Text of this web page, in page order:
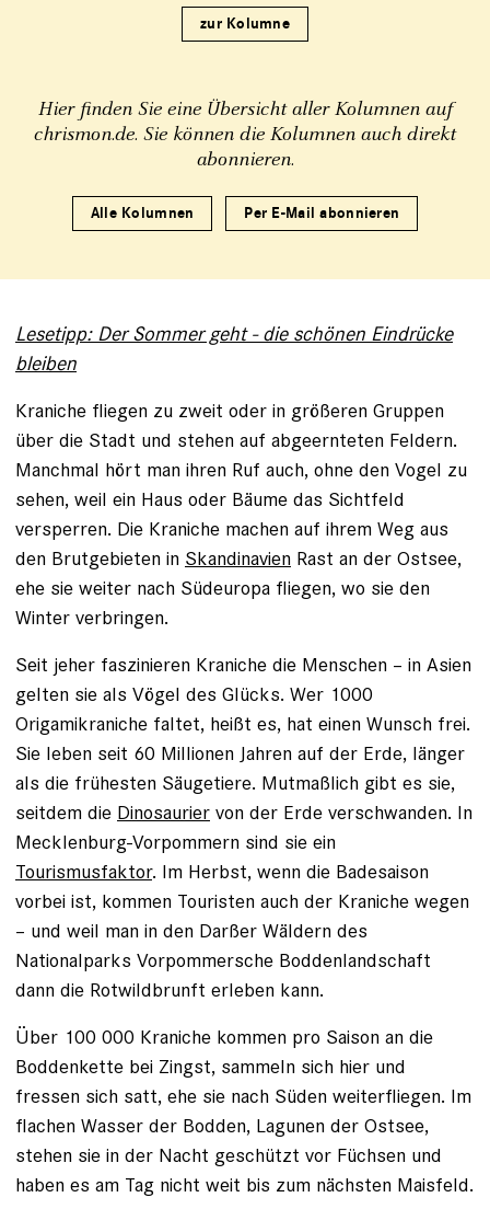
zur Kolumne
Hier finden Sie eine Übersicht aller Kolumnen auf
chrismon.de. Sie können die Kolumnen auch direkt
abonnieren.
Alle Kolumnen Per E-Mail abonnieren
Lesetipp: Der Sommer geht - die schönen Eindrücke
bleiben
Kraniche fliegen zu zweit oder in größeren Gruppen
über die Stadt und stehen auf abgeernteten Feldern.
Manchmal hört man ihren Ruf auch, ohne den Vogel zu
sehen, weil ein Haus oder Bäume das Sichtfeld
versperren. Die Kraniche machen auf ihrem Weg aus
den Brutgebieten in Skandinavien Rast an der Ostsee,
ehe sie weiter nach Südeuropa fliegen, wo sie den
Winter verbringen.
Seit jeher faszinieren Kraniche die Menschen – in Asien
gelten sie als Vögel des Glücks. Wer 1000
Origamikraniche faltet, heißt es, hat einen Wunsch frei.
Sie leben seit 60 Millionen Jahren auf der Erde, länger
als die frühesten Säugetiere. Mutmaßlich gibt es sie,
seitdem die Dinosaurier von der Erde verschwanden. In
Mecklenburg-Vorpommern sind sie ein
Tourismusfaktor. Im Herbst, wenn die Badesaison
vorbei ist, kommen Touristen auch der Kraniche wegen
– und weil man in den Darßer Wäldern des
Nationalparks Vorpommersche Boddenlandschaft
dann die Rotwildbrunft erleben kann.
Über 100 000 Kraniche kommen pro Saison an die
Boddenkette bei Zingst, sammeln sich hier und
fressen sich satt, ehe sie nach Süden weiterfliegen. Im
flachen Wasser der Bodden, Lagunen der Ostsee,
stehen sie in der Nacht geschützt vor Füchsen und
haben es am Tag nicht weit bis zum nächsten Maisfeld.